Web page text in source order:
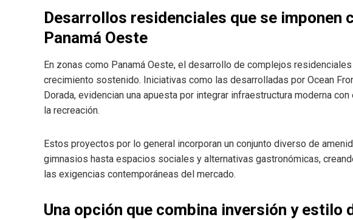
Desarrollos residenciales que se imponen
Panamá Oeste
En zonas como Panamá Oeste, el desarrollo de complejos
crecimiento sostenido. Iniciativas como las desarrolladas por Ocean
Dorada, evidencian una apuesta por integrar infraestructura moderna
la recreación.
Estos proyectos por lo general incorporan un conjunto diverso de
gimnasios hasta espacios sociales y alternativas gastronómicas,
las exigencias contemporáneas del mercado.
Una opción que combina inversión y estilo